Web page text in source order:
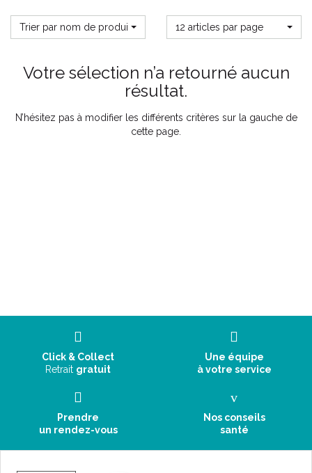
Trier par nom de produit 12 articles par page
Votre sélection n’a retourné aucun
résultat.
N’hésitez pas à modifier les différents critères sur la gauche de
cette page.
Click & Collect
Retrait gratuit
Une équipe
à votre service
Prendre
un rendez-vous
Nos conseils
santé